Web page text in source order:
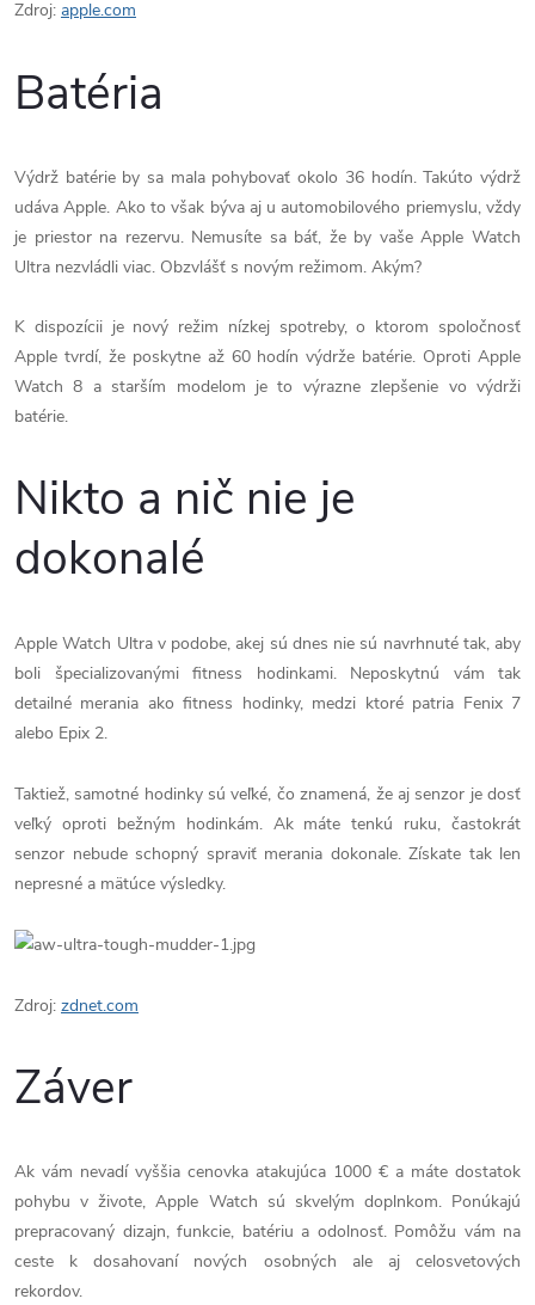
Zdroj: apple.com
Batéria
Výdrž batérie by sa mala pohybovať okolo 36 hodín. Takúto výdrž
udáva Apple. Ako to však býva aj u automobilového priemyslu, vždy
je priestor na rezervu. Nemusíte sa báť, že by vaše Apple Watch
Ultra nezvládli viac. Obzvlášť s novým režimom. Akým?
K dispozícii je nový režim nízkej spotreby, o ktorom spoločnosť
Apple tvrdí, že poskytne až 60 hodín výdrže batérie. Oproti Apple
Watch 8 a starším modelom je to výrazne zlepšenie vo výdrži
batérie.
Nikto a nič nie je
dokonalé
Apple Watch Ultra v podobe, akej sú dnes nie sú navrhnuté tak, aby
boli špecializovanými fitness hodinkami. Neposkytnú vám tak
detailné merania ako fitness hodinky, medzi ktoré patria Fenix 7
alebo Epix 2.
Taktiež, samotné hodinky sú veľké, čo znamená, že aj senzor je dosť
veľký oproti bežným hodinkám. Ak máte tenkú ruku, častokrát
senzor nebude schopný spraviť merania dokonale. Získate tak len
nepresné a mätúce výsledky.
Zdroj: zdnet.com
Záver
Ak vám nevadí vyššia cenovka atakujúca 1000 € a máte dostatok
pohybu v živote, Apple Watch sú skvelým doplnkom. Ponúkajú
prepracovaný dizajn, funkcie, batériu a odolnosť. Pomôžu vám na
ceste k dosahovaní nových osobných ale aj celosvetových
rekordov.